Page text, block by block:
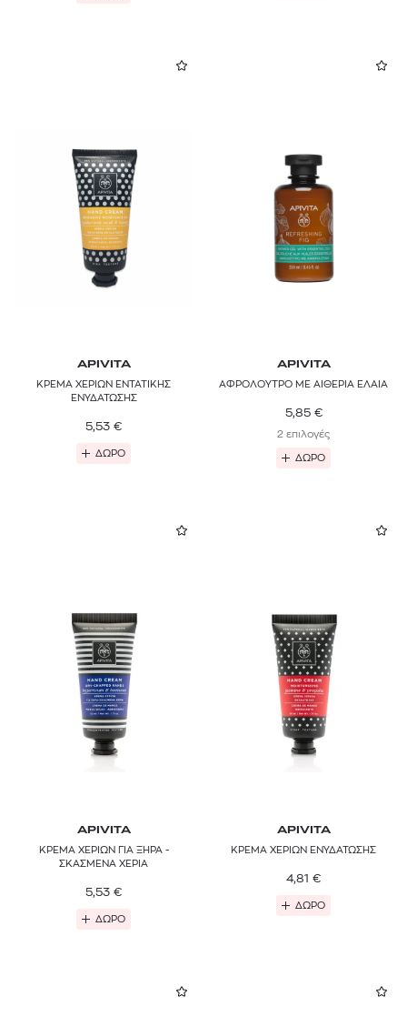
APIVITA
ΚΡΕΜΑ ΧΕΡΙΩΝ ΕΝΤΑΤΙΚΗΣ
ΕΝΥΔΑΤΩΣΗΣ
5,53 €
ΔΩΡΟ
APIVITA
ΑΦΡΟΛΟΥΤΡΟ ΜΕ ΑΙΘΕΡΙΑ ΕΛΑΙΑ
5,85 €
2 επιλογές
ΔΩΡΟ
APIVITA
ΚΡΕΜΑ ΧΕΡΙΩΝ ΓΙΑ ΞΗΡΑ -
ΣΚΑΣΜΕΝΑ ΧΕΡΙΑ
5,53 €
ΔΩΡΟ
APIVITA
ΚΡΕΜΑ ΧΕΡΙΩΝ ΕΝΥΔΑΤΩΣΗΣ
4,81 €
ΔΩΡΟ